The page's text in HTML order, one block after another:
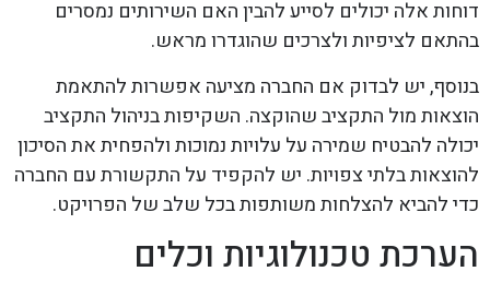
דוחות אלה יכולים לסייע להבין האם השירותים נמסרים
בהתאם לציפיות ולצרכים שהוגדרו מראש.
בנוסף, יש לבדוק אם החברה מציעה אפשרות להתאמת
הוצאות מול התקציב שהוקצה. השקיפות בניהול התקציב
יכולה להבטיח שמירה על עלויות נמוכות ולהפחית את הסיכון
להוצאות בלתי צפויות. יש להקפיד על התקשורת עם החברה
כדי להביא להצלחות משותפות בכל שלב של הפרויקט.
הערכת טכנולוגיות וכלים